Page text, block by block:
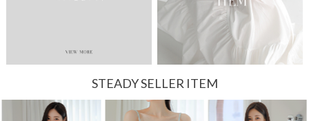
STEADY SELLER ITEM